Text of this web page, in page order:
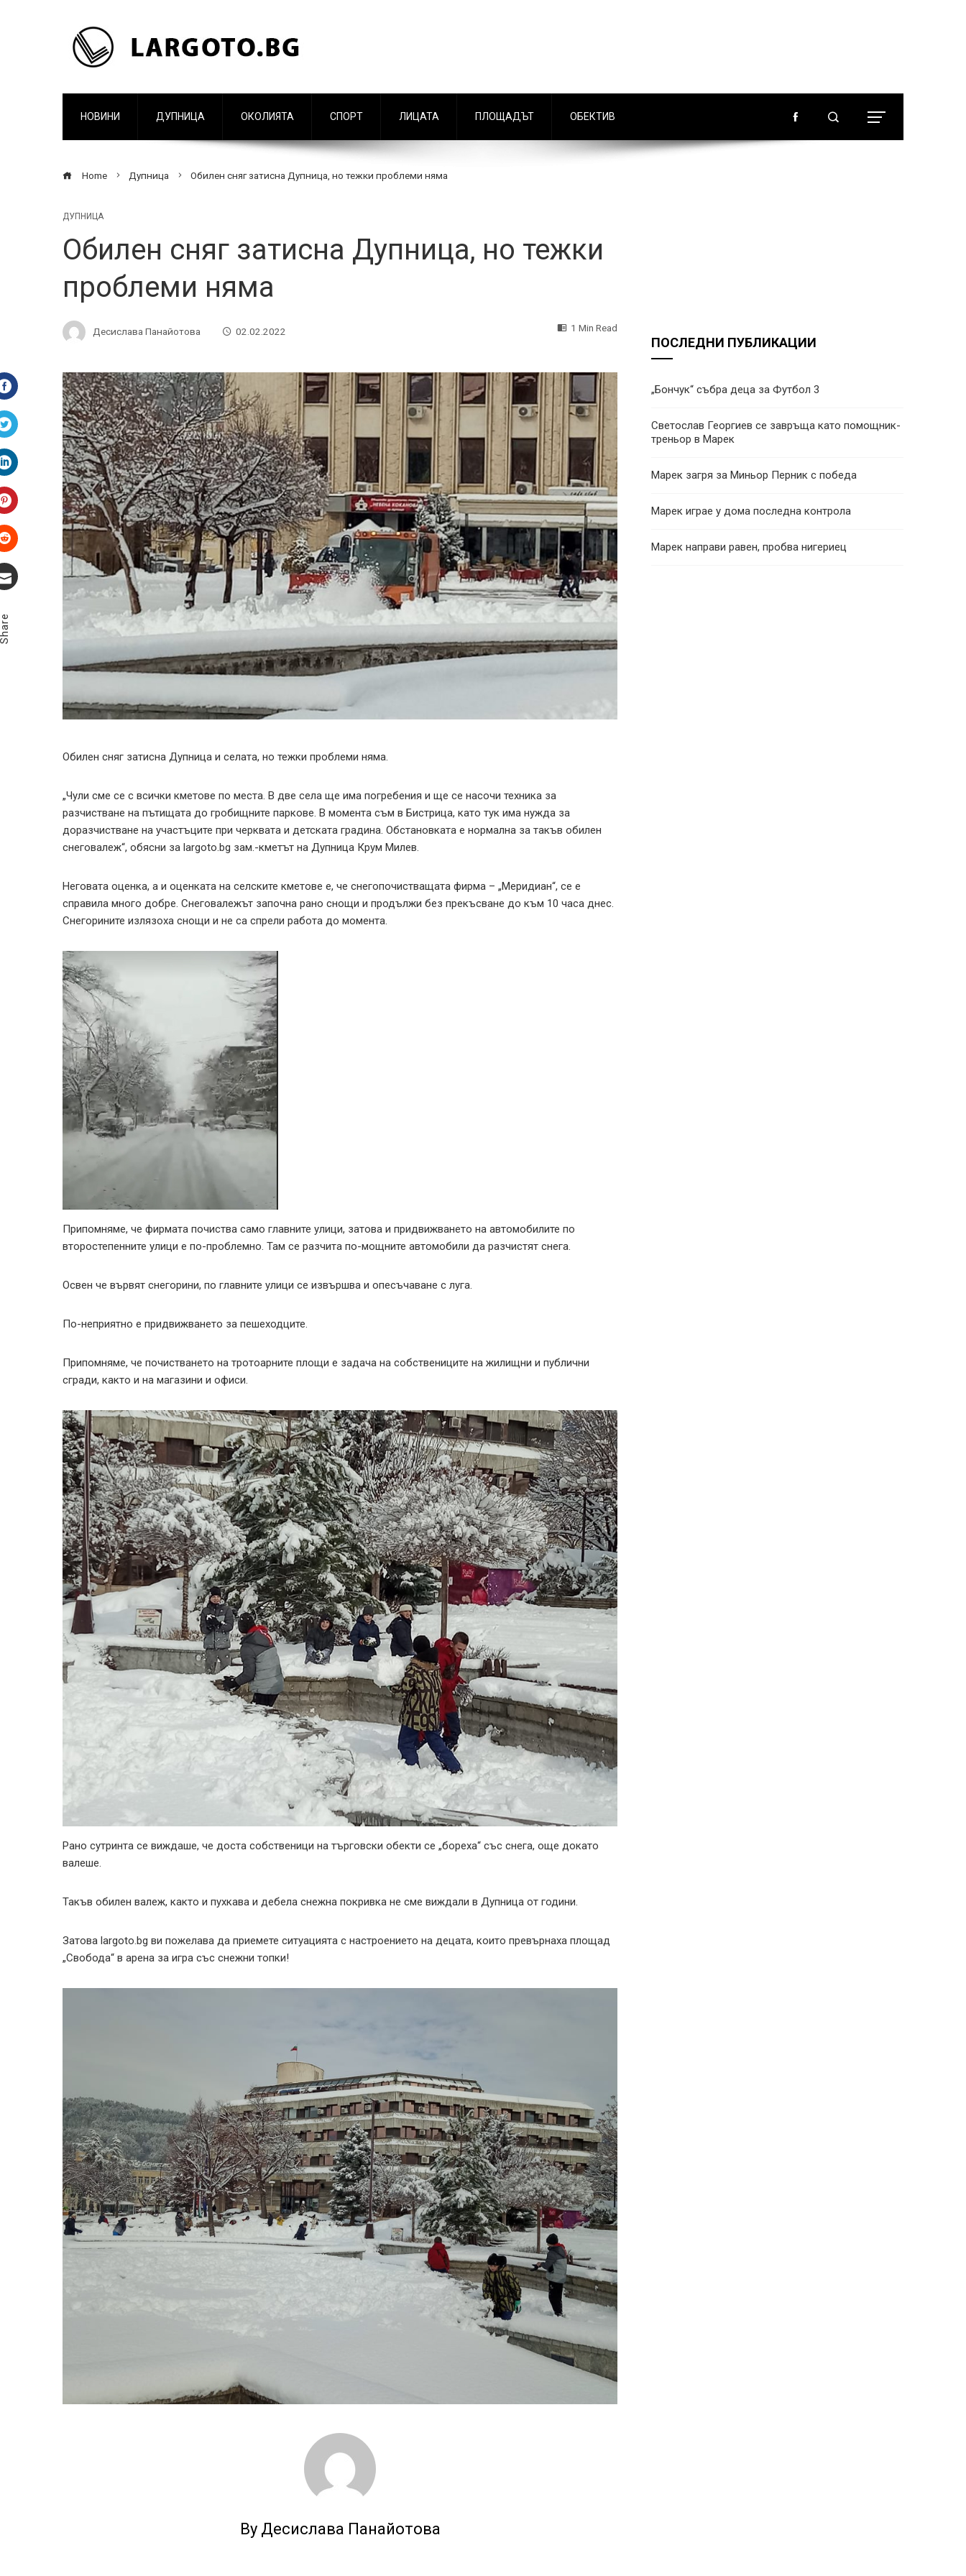
НОВИНИ ДУПНИЦА ОКОЛИЯТА СПОРТ ЛИЦАТА ПЛОЩАДЪТ ОБЕКТИВ
Home Дупница Обилен сняг затисна Дупница, но тежки проблеми няма
ДУПНИЦА
Обилен сняг затисна Дупница, но тежки
проблеми няма
Десислава Панайотова 02.02.2022 1 Min Read
Facebook
Twitter
LinkedIn
Pinterest
Stumbleupon
Обилен сняг затисна Дупница и селата, но тежки проблеми няма.
„Чули сме се с всички кметове по места. В две села ще има погребения и ще се насочи техника за
разчистване на пътищата до гробищните паркове. В момента съм в Бистрица, като тук има нужда за
доразчистване на участъците при черквата и детската градина. Обстановката е нормална за такъв обилен
снеговалеж“, обясни за largoto.bg зам.-кметът на Дупница Крум Милев.
Неговата оценка, а и оценката на селските кметове е, че снегопочистващата фирма – „Меридиан“, се е
справила много добре. Снеговалежът започна рано снощи и продължи без прекъсване до към 10 часа днес.
Снегорините излязоха снощи и не са спрели работа до момента.
Припомняме, че фирмата почиства само главните улици, затова и придвижването на автомобилите по
второстепенните улици е по-проблемно. Там се разчита по-мощните автомобили да разчистят снега.
Освен че вървят снегорини, по главните улици се извършва и опесъчаване с луга.
По-неприятно е придвижването за пешеходците.
Припомняме, че почистването на тротоарните площи е задача на собствениците на жилищни и публични
сгради, както и на магазини и офиси.
Рано сутринта се виждаше, че доста собственици на търговски обекти се „бореха“ със снега, още докато
валеше.
Такъв обилен валеж, както и пухкава и дебела снежна покривка не сме виждали в Дупница от години.
Затова largoto.bg ви пожелава да приемете ситуацията с настроението на децата, които превърнаха площад
„Свобода“ в арена за игра със снежни топки!
By Десислава Панайотова
ПОСЛЕДНИ ПУБЛИКАЦИИ
„Бончук“ събра деца за Футбол 3
Светослав Георгиев се завръща като помощник-
треньор в Марек
Марек загря за Миньор Перник с победа
Марек играе у дома последна контрола
Марек направи равен, пробва нигериец